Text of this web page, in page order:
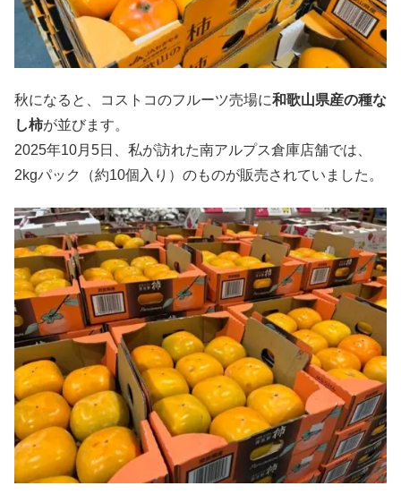
秋になると、コストコのフルーツ売場に和歌山県産の種な
し柿が並びます。
2025年10月5日、私が訪れた南アルプス倉庫店舗では、
2kgパック（約10個入り）のものが販売されていました。